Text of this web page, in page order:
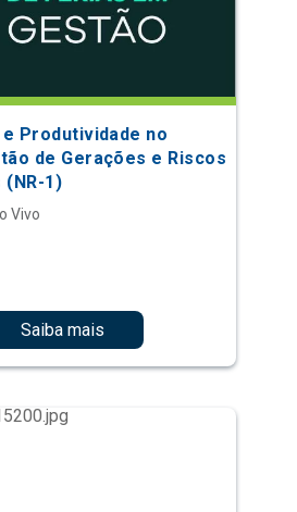
Produtividade no
de Gerações e Riscos
1)
Vivo
Saiba mais